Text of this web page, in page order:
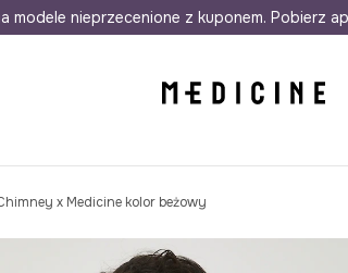
w 24h Darmowa dostawa do
modele nieprzecenione z kuponem. Pobierz
x Medicine kolor beżowy